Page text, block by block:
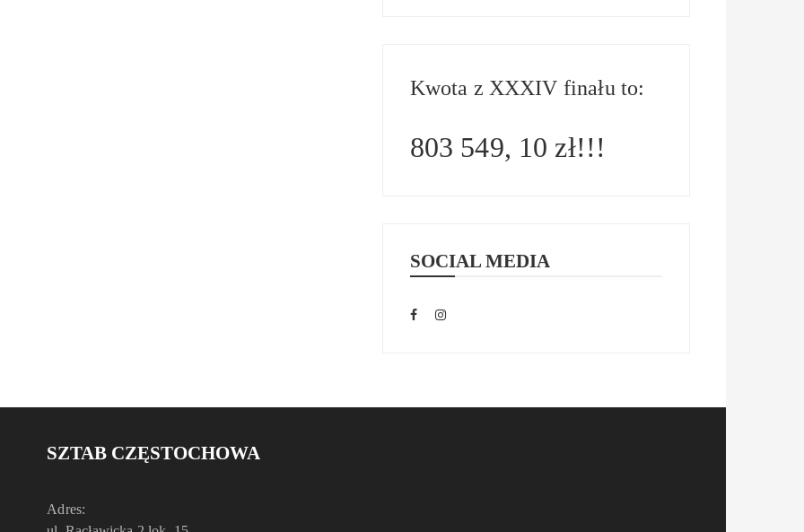
Kwota z XXXIV finału to:
803 549, 10 zł!!!
SOCIAL MEDIA
SZTAB CZĘSTOCHOWA
Adres: